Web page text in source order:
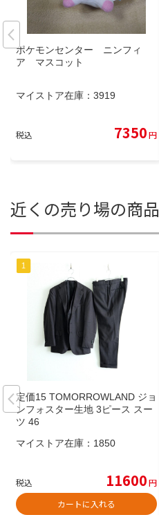
ポケモンセンター ニンフィ
ア マスコット
マイストア在庫： 3919
税込 7350円
近くの売り場の商品
定価15 TOMORROWLAND ジョ
ンフォスター生地 3ピース スー
ツ 46
マイストア在庫： 1850
税込 11600円
カートに入れる